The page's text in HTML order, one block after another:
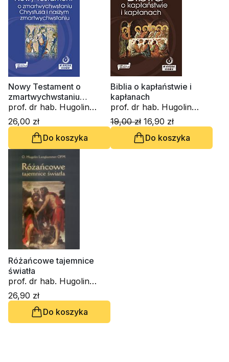
Nowy Testament o
zmartwychwstaniu
Chrystusa i naszym
zmartwychwstaniu
prof. dr hab. Hugolin
Langkammer
26,00 zł
Do koszyka
Biblia o kapłaństwie i
kapłanach
prof. dr hab. Hugolin
Langkammer
19,00 zł 16,90 zł
Do koszyka
Różańcowe tajemnice
światła
prof. dr hab. Hugolin
Langkammer
26,90 zł
Do koszyka